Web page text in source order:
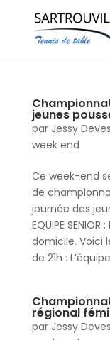
jeunes
par Jessy
week end
Ce week-end
de
journée des
EQUIPE
domicile. Voici
de 21h :
régional
par Jessy